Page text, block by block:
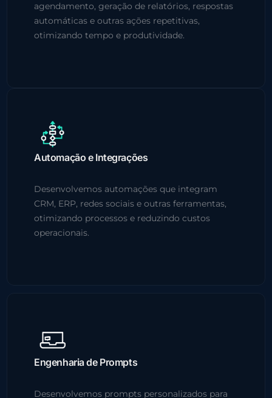
agendamento, geração de relatórios, respostas
automáticas e outras ações repetitivas,
otimizando tempo e produtividade.
Automação e Integrações
Desenvolvemos automações que integram
CRM, ERP, redes sociais e outras ferramentas,
otimizando processos e reduzindo custos
operacionais.
Engenharia de Prompts
Desenvolvemos prompts personalizados para